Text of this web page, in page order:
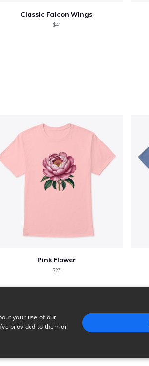
Classic Falcon Wings
$41
Pink Flower
$23
your use of our
provided to them or